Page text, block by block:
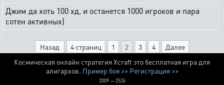
Джим да хоть 100 хд, и останется 1000 игроков и пара
сотен активных)
Назад 4 страниц 1 2 3 4
Далее
Космическая онлайн стратегия Xcraft это бесплатная игра для
алигархов. Пример боя >> Регистрация >>
2009 — 2526